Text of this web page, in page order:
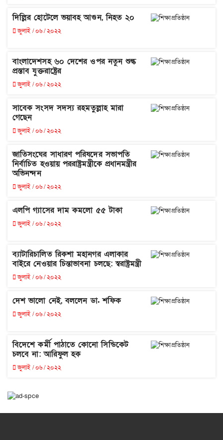
দিল্লির হোটেলে ভয়াবহ আগুন, নিহত ২০
জুলাই / ০৬ / ২০২২
বাংলাদেশসহ ৬০ দেশের ওপর নতুন শুল্ক
প্রস্তাব যুক্তরাষ্ট্রের
জুলাই / ০৬ / ২০২২
সাবেক সংসদ সদস্য রহমতুল্লাহ মারা
গেছেন
জুলাই / ০৬ / ২০২২
জাতিসংঘের সাধারণ পরিষদের সভাপতি
নির্বাচিত হওয়ায় পররাষ্ট্রমন্ত্রীকে প্রধানমন্ত্রীর
অভিনন্দন
জুলাই / ০৬ / ২০২২
এলপি গ্যাসের দাম কমলো ৫৫ টাকা
জুলাই / ০৬ / ২০২২
ব্যাটারিচালিত রিকশা মহানগর এলাকার
বাইরে নেওয়ার চিন্তাভাবনা চলছে: স্বরাষ্ট্রমন্ত্রী
জুলাই / ০৬ / ২০২২
দেশ ভালো নেই, বললেন ডা. শফিক
জুলাই / ০৬ / ২০২২
বিদেশে কর্মী পাঠাতে কোনো সিন্ডিকেট
চলবে না: আরিফুল হক
জুলাই / ০৬ / ২০২২